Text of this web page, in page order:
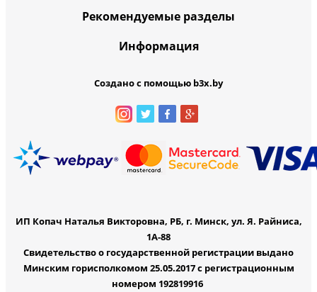
Рекомендуемые разделы
Информация
Создано с помощью b3x.by
ИП Копач Наталья Викторовна, РБ, г. Минск, ул. Я. Райниса,
1А-88
Свидетельство о государственной регистрации выдано
Минским горисполкомом 25.05.2017 с регистрационным
номером 192819916